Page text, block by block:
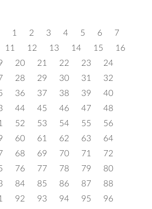
1 2 3 4 5 6
7
11 12 13 14 15
16
20 21 22 23
24
28 29 30 31
32
36 37 38 39
40
44 45 46 47
48
52 53 54 55
56
60 61 62 63
64
68 69 70 71
72
76 77 78 79
80
84 85 86 87
88
92 93 94 95
96